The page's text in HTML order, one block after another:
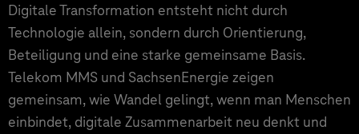
Digitale Transformation entsteht nicht durch
Technologie allein, sondern durch Orientierung,
Beteiligung und eine starke gemeinsame Basis.
Telekom MMS und SachsenEnergie zeigen
gemeinsam, wie Wandel gelingt, wenn man Menschen
einbindet, digitale Zusammenarbeit neu denkt und